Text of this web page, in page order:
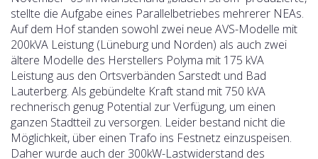
stellte die Aufgabe eines Parallelbetriebes mehrerer NEAs.
Auf dem Hof standen sowohl zwei neue AVS-Modelle mit
200kVA Leistung (Lüneburg und Norden) als auch zwei
ältere Modelle des Herstellers Polyma mit 175 kVA
Leistung aus den Ortsverbänden Sarstedt und Bad
Lauterberg. Als gebündelte Kraft stand mit 750 kVA
rechnerisch genug Potential zur Verfügung, um einen
ganzen Stadtteil zu versorgen. Leider bestand nicht die
Möglichkeit, über einen Trafo ins Festnetz einzuspeisen.
Daher wurde auch der 300kW-Lastwiderstand des